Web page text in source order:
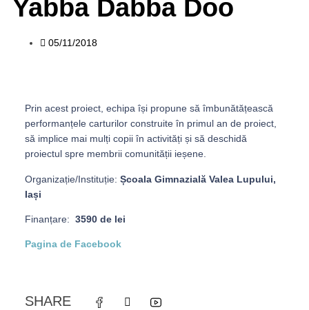
Yabba Dabba Doo
05/11/2018
Prin acest proiect, echipa își propune să îmbunătățească
performanțele carturilor construite în primul an de proiect,
să implice mai mulți copii în activități și să deschidă
proiectul spre membrii comunității ieșene.
Organizație/Instituție: Școala Gimnazială Valea Lupului,
Iași
Finanțare: 3590 de lei
Pagina de Facebook
SHARE